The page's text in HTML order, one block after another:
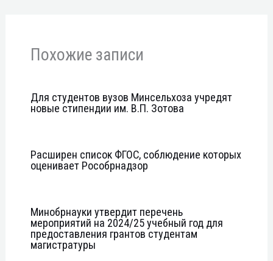
Похожие записи
Для студентов вузов Минсельхоза учредят
новые стипендии им. В.П. Зотова
Расширен список ФГОС, соблюдение которых
оценивает Рособрнадзор
Минобрнауки утвердит перечень
мероприятий на 2024/25 учебный год для
предоставления грантов студентам
магистратуры